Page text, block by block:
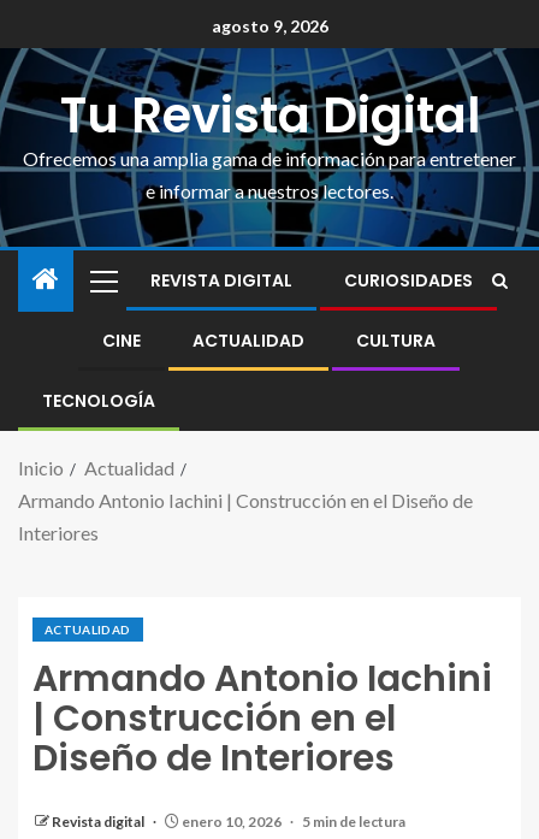
agosto 9, 2026
Tu Revista Digital
Ofrecemos una amplia gama de información para entretener
e informar a nuestros lectores.
REVISTA DIGITAL CURIOSIDADES
CINE ACTUALIDAD CULTURA
TECNOLOGÍA
Inicio
Actualidad
Armando Antonio Iachini | Construcción en el Diseño de
Interiores
ACTUALIDAD
Armando Antonio Iachini
| Construcción en el
Diseño de Interiores
Revista digital enero 10, 2026 5 min de lectura